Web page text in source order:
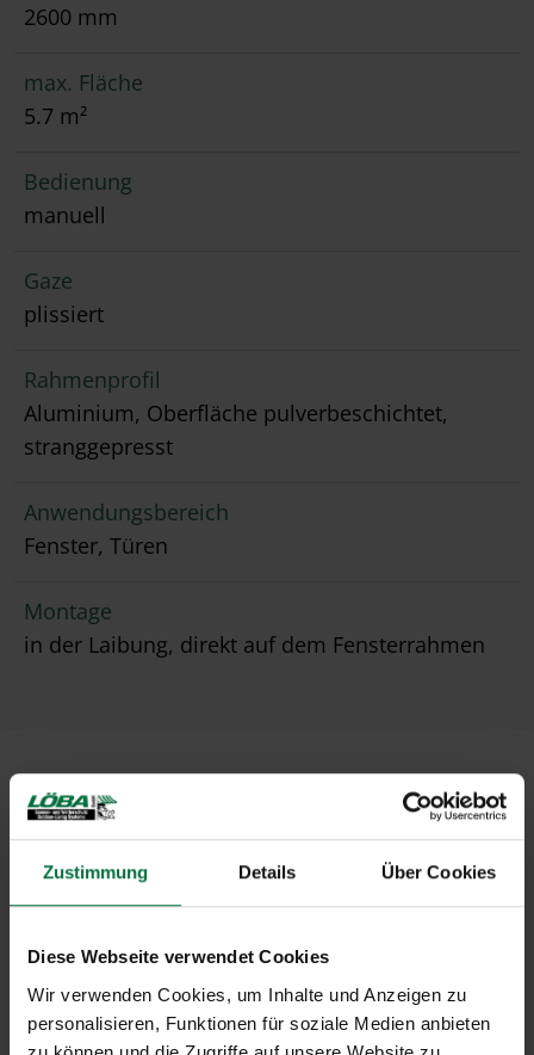
Zustimmung Details Über Cookies
Diese Webseite verwendet Cookies
Wir verwenden Cookies, um Inhalte und Anzeigen zu
personalisieren, Funktionen für soziale Medien anbieten
2600 mm
max. Fläche
5.7 m²
Bedienung
manuell
Gaze
plissiert
Rahmenprofil
Aluminium, Oberfläche pulverbeschichtet,
stranggepresst
Anwendungsbereich
Fenster, Türen
Montage
in der Laibung, direkt auf dem Fensterrahmen